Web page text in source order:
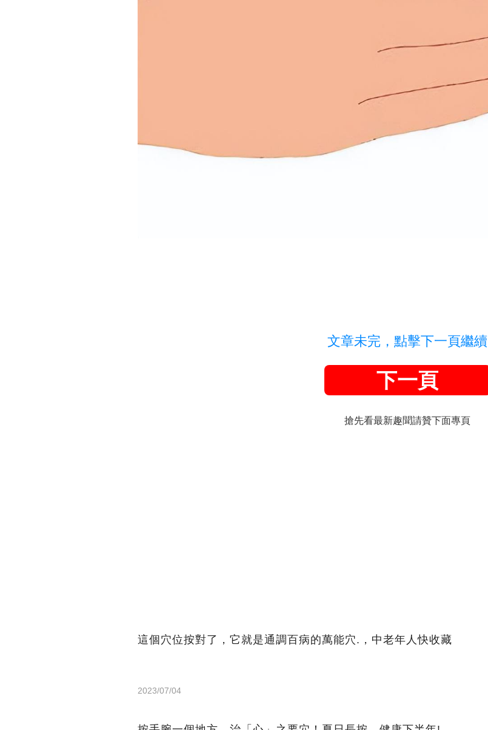
文章未完，點擊下一頁繼續
下一頁
搶先看最新趣聞請贊下面專頁
這個穴位按對了，它就是通調百病的萬能穴.，中老年人快收藏
2023/07/04